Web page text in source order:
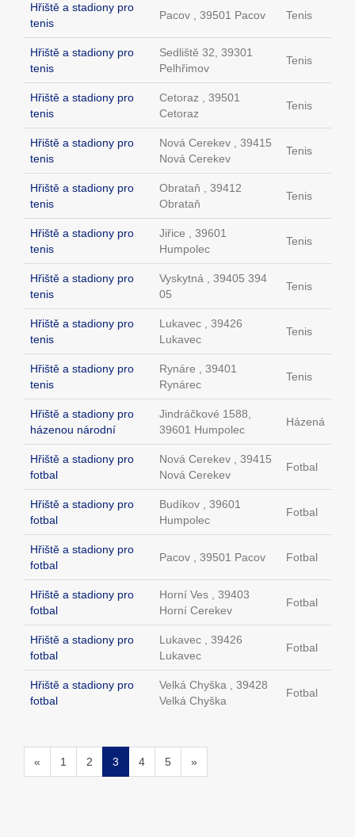
Hřiště a stadiony pro
tenis
Pacov , 39501 Pacov Tenis
Hřiště a stadiony pro
tenis
Sedliště 32, 39301
Pelhřimov
Tenis
Hřiště a stadiony pro
tenis
Cetoraz , 39501
Cetoraz
Tenis
Hřiště a stadiony pro
tenis
Nová Cerekev , 39415
Nová Cerekev
Tenis
Hřiště a stadiony pro
tenis
Obrataň , 39412
Obrataň
Tenis
Hřiště a stadiony pro
tenis
Jiřice , 39601
Humpolec
Tenis
Hřiště a stadiony pro
tenis
Vyskytná , 39405 394
05
Tenis
Hřiště a stadiony pro
tenis
Lukavec , 39426
Lukavec
Tenis
Hřiště a stadiony pro
tenis
Rynáre , 39401
Rynárec
Tenis
Hřiště a stadiony pro
házenou národní
Jindráčkové 1588,
39601 Humpolec
Házená
Hřiště a stadiony pro
fotbal
Nová Cerekev , 39415
Nová Cerekev
Fotbal
Hřiště a stadiony pro
fotbal
Budíkov , 39601
Humpolec
Fotbal
Hřiště a stadiony pro
fotbal
Pacov , 39501 Pacov Fotbal
Hřiště a stadiony pro
fotbal
Horní Ves , 39403
Horní Cerekev
Fotbal
Hřiště a stadiony pro
fotbal
Lukavec , 39426
Lukavec
Fotbal
Hřiště a stadiony pro
fotbal
Velká Chyška , 39428
Velká Chyška
Fotbal
« 1 2 3 4 5 »